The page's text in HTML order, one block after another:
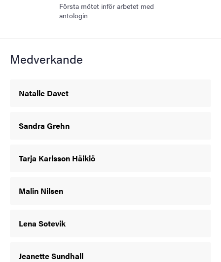
Första mötet inför arbetet med
antologin
Medverkande
Natalie Davet
Sandra Grehn
Tarja Karlsson Häikiö
Malin Nilsen
Lena Sotevik
Jeanette Sundhall